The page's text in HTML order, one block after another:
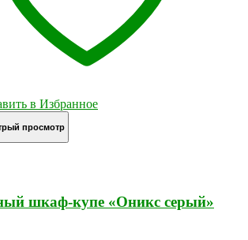
в Избранное
просмотр
шкаф-купе «Оникс серый»